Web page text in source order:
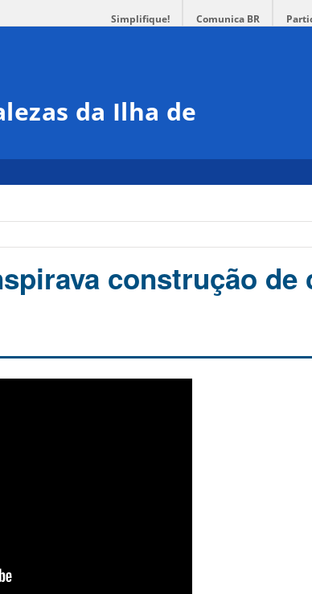
Simplifique! Comunica BR
da Ilha de
construção de